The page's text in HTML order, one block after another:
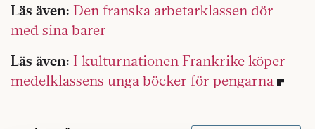
Läs även: Den franska arbetarklassen dör
med sina barer
Läs även: I kulturnationen Frankrike köper
medelklassens unga böcker för pengarna